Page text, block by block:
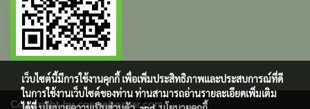
Copy right by cosmebazaar.com
เว็บไซต์นี้มีการใช้งานคุกกี้ เพื่อเพิ่มประสิทธิภาพและประสบการณ์ที่ดี
ในการใช้งานเว็บไซต์ของท่าน ท่านสามารถอ่านรายละเอียดเพิ่มเติม